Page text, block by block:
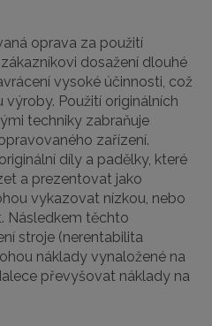
oprava za použití
dosažení dlouhé
vysoké účinnosti, což
Použití originálních
techniky zabraňuje
zařízení.
díly a padělky, které
a prezentovat jako
vykazovat nízkou, nebo
Následkem těchto
stroje (nerentabilita
náklady vynaložené na
převyšovat náklady na